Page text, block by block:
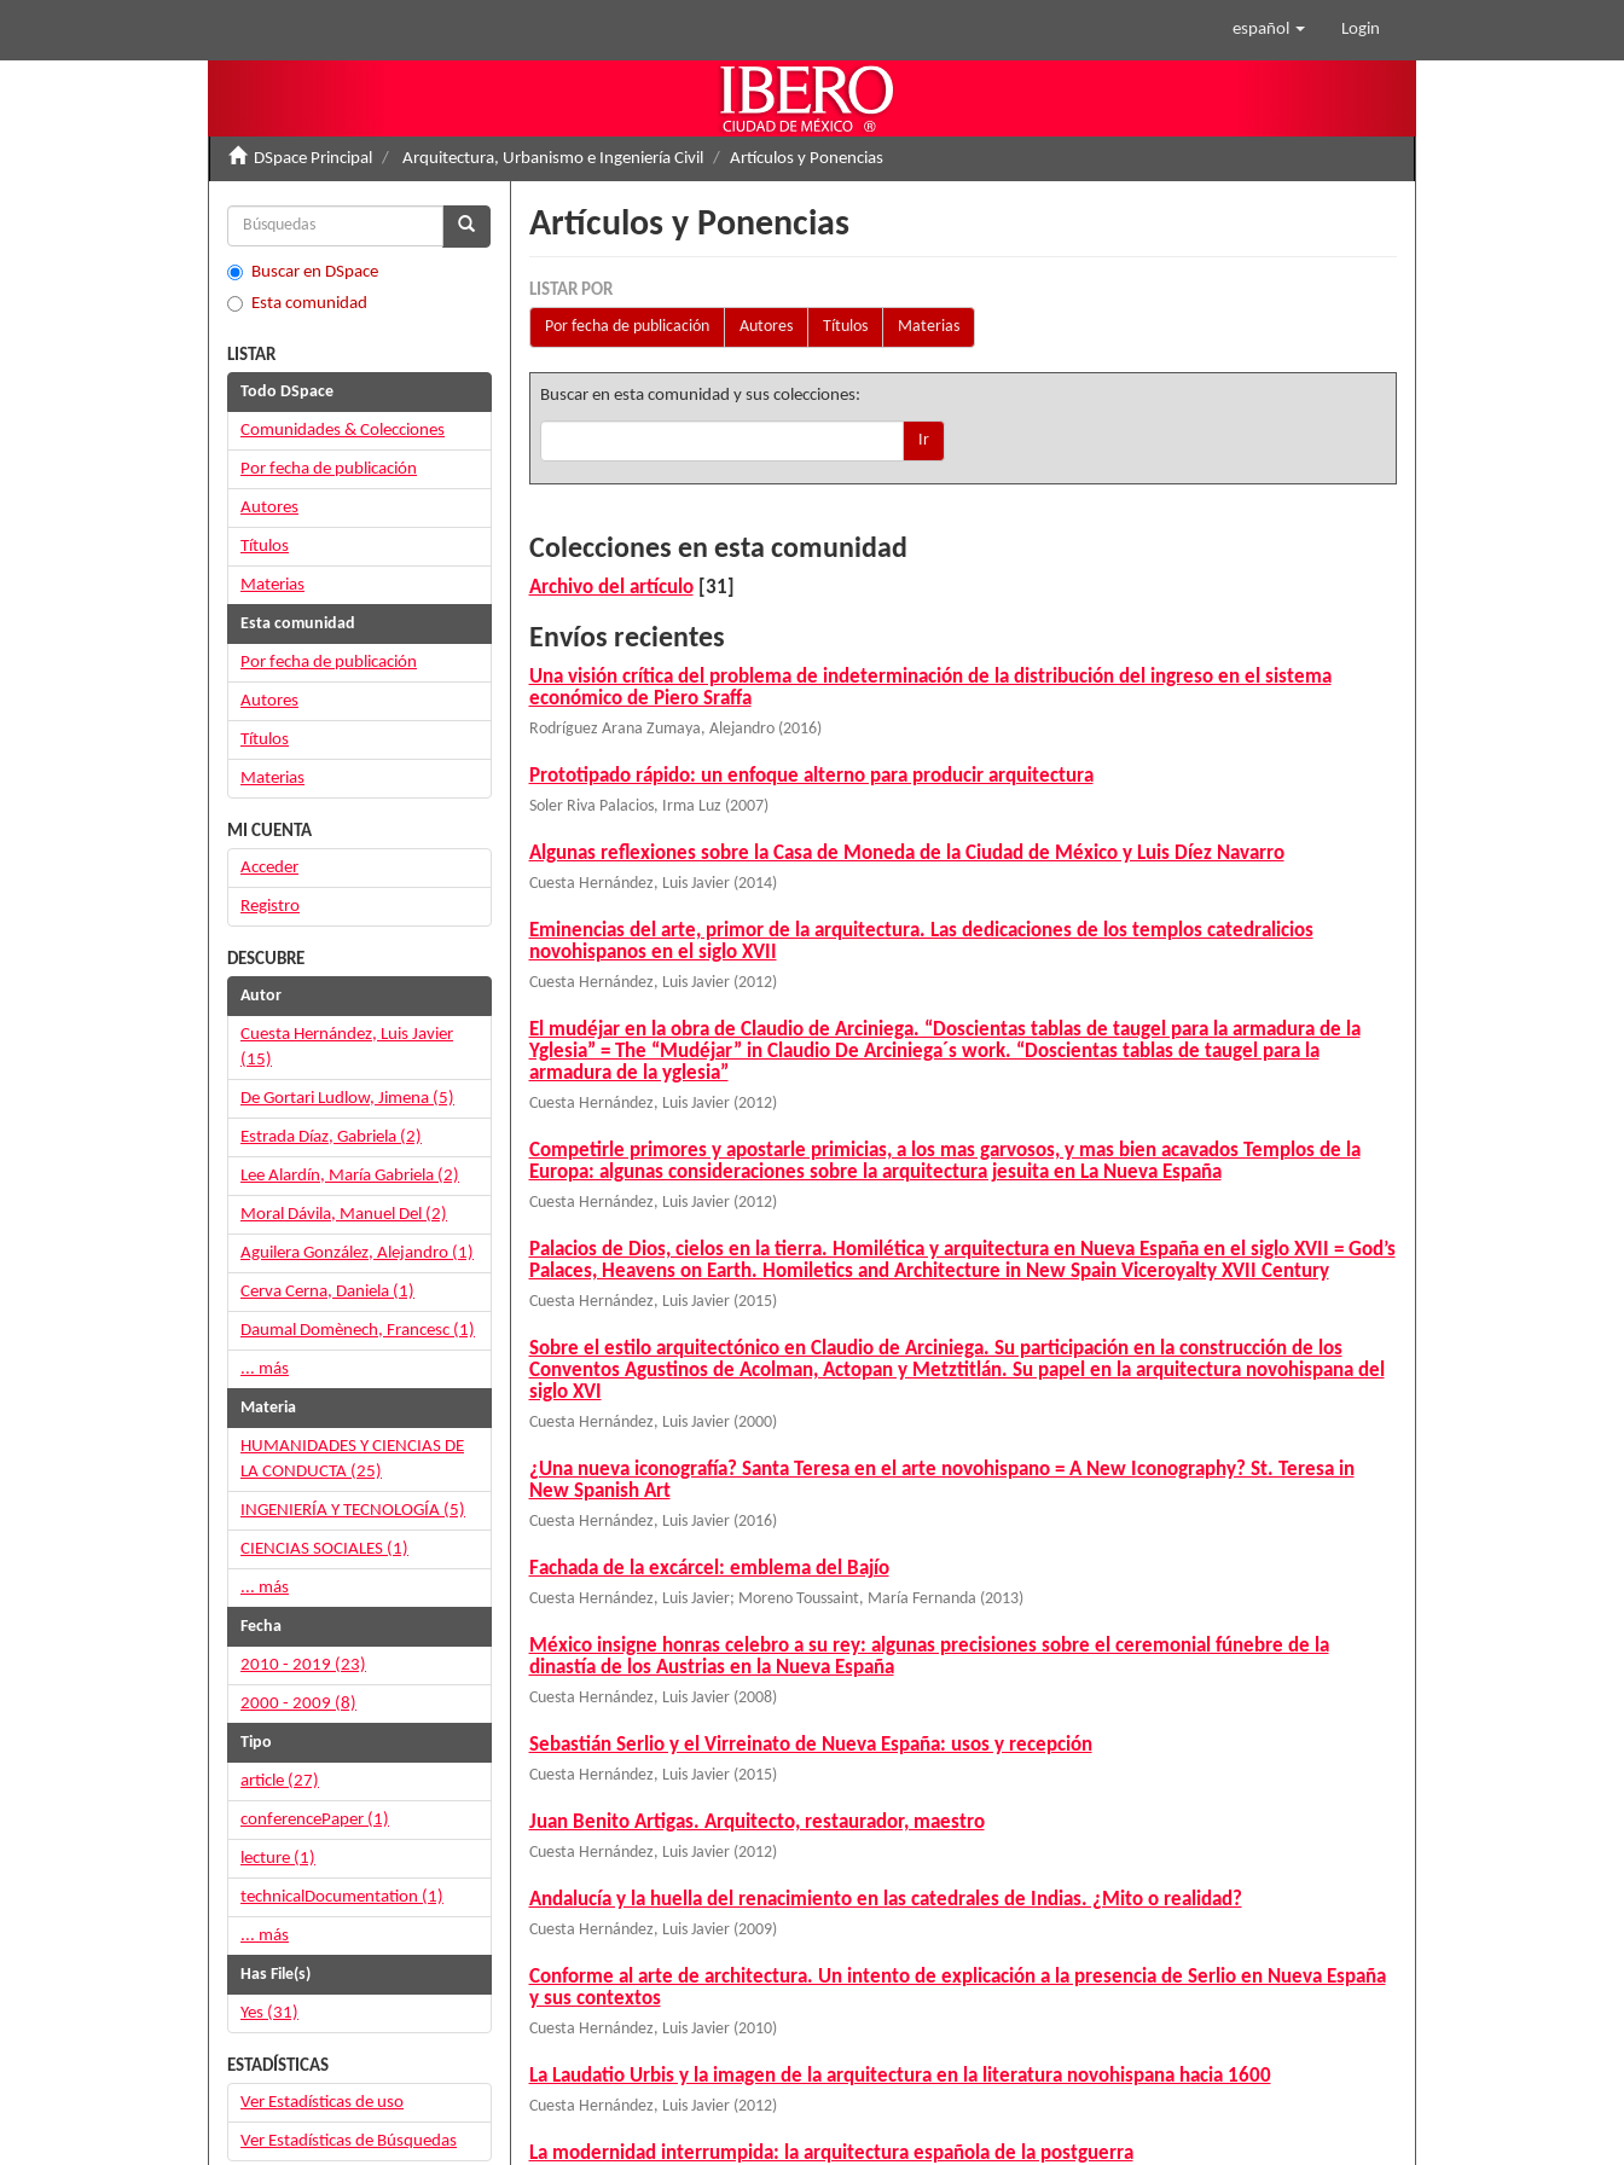
español Login
DSpace Principal Arquitectura, Urbanismo e Ingeniería Civil Artículos y Ponencias
Artículos y Ponencias
LISTAR POR
Por fecha de publicación
Autores Títulos Materias
Buscar en esta comunidad y sus colecciones:
Ir
Colecciones en esta comunidad
Archivo del artículo[31]
Envíos recientes
Una visión crítica del problema de indeterminación de la distribución del ingreso en el sistema
económico de Piero Sraffa
Rodríguez Arana Zumaya, Alejandro (2016)
Prototipado rápido: un enfoque alterno para producir arquitectura
Soler Riva Palacios, Irma Luz (2007)
Algunas reflexiones sobre la Casa de Moneda de la Ciudad de México y Luis Díez Navarro
Cuesta Hernández, Luis Javier (2014)
Eminencias del arte, primor de la arquitectura. Las dedicaciones de los templos catedralicios
novohispanos en el siglo XVII
Cuesta Hernández, Luis Javier (2012)
El mudéjar en la obra de Claudio de Arciniega. “Doscientas tablas de taugel para la armadura de la
Yglesia” = The “Mudéjar” in Claudio De Arciniega´s work. “Doscientas tablas de taugel para la
armadura de la yglesia”
Cuesta Hernández, Luis Javier (2012)
Competirle primores y apostarle primicias, a los mas garvosos, y mas bien acavados Templos de la
Europa: algunas consideraciones sobre la arquitectura jesuita en La Nueva España
Cuesta Hernández, Luis Javier (2012)
Palacios de Dios, cielos en la tierra. Homilética y arquitectura en Nueva España en el siglo XVII = God’s
Palaces, Heavens on Earth. Homiletics and Architecture in New Spain Viceroyalty XVII Century
Cuesta Hernández, Luis Javier (2015)
Sobre el estilo arquitectónico en Claudio de Arciniega. Su participación en la construcción de los
Conventos Agustinos de Acolman, Actopan y Metztitlán. Su papel en la arquitectura novohispana del
siglo XVI
Cuesta Hernández, Luis Javier (2000)
¿Una nueva iconografía? Santa Teresa en el arte novohispano = A New Iconography? St. Teresa in
New Spanish Art
Cuesta Hernández, Luis Javier (2016)
Fachada de la excárcel: emblema del Bajío
Cuesta Hernández, Luis Javier; Moreno Toussaint, María Fernanda (2013)
México insigne honras celebro a su rey: algunas precisiones sobre el ceremonial fúnebre de la
dinastía de los Austrias en la Nueva España
Cuesta Hernández, Luis Javier (2008)
Sebastián Serlio y el Virreinato de Nueva España: usos y recepción
Cuesta Hernández, Luis Javier (2015)
Juan Benito Artigas. Arquitecto, restaurador, maestro
Cuesta Hernández, Luis Javier (2012)
Andalucía y la huella del renacimiento en las catedrales de Indias. ¿Mito o realidad?
Cuesta Hernández, Luis Javier (2009)
Conforme al arte de architectura. Un intento de explicación a la presencia de Serlio en Nueva España
y sus contextos
Cuesta Hernández, Luis Javier (2010)
La Laudatio Urbis y la imagen de la arquitectura en la literatura novohispana hacia 1600
Cuesta Hernández, Luis Javier (2012)
La modernidad interrumpida: la arquitectura española de la postguerra
Buscar en DSpace
Esta comunidad
LISTAR
Todo DSpace
Comunidades & Colecciones
Por fecha de publicación
Autores
Títulos
Materias
Esta comunidad
Por fecha de publicación
Autores
Títulos
Materias
MI CUENTA
Acceder
Registro
DESCUBRE
Autor
Cuesta Hernández, Luis Javier
(15)
De Gortari Ludlow, Jimena (5)
Estrada Díaz, Gabriela (2)
Lee Alardín, María Gabriela (2)
Moral Dávila, Manuel Del (2)
Aguilera González, Alejandro (1)
Cerva Cerna, Daniela (1)
Daumal Domènech, Francesc (1)
... más
Materia
HUMANIDADES Y CIENCIAS DE
LA CONDUCTA (25)
INGENIERÍA Y TECNOLOGÍA (5)
CIENCIAS SOCIALES (1)
... más
Fecha
2010 - 2019 (23)
2000 - 2009 (8)
Tipo
article (27)
conferencePaper (1)
lecture (1)
technicalDocumentation (1)
... más
Has File(s)
Yes (31)
ESTADÍSTICAS
Ver Estadísticas de uso
Ver Estadísticas de Búsquedas